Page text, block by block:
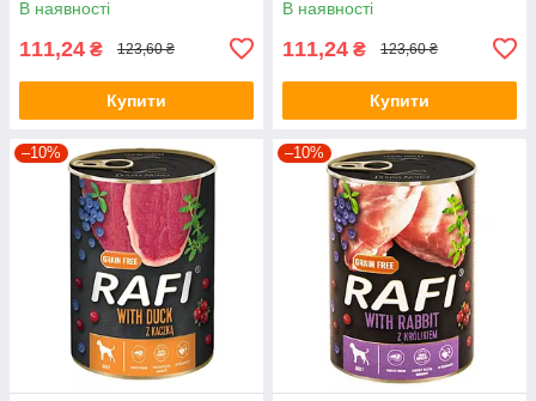
В наявності
111,24 ₴ 123,60 ₴
Купити
В наявності
111,24 ₴ 123,60 ₴
Купити
–10% –10%